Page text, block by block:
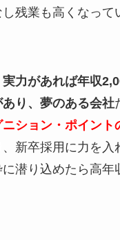
残業も高くなって
実力があれば年収
り、夢のある会社
ニション・ポイント
新卒採用に力を入
に潜り込めたら高年